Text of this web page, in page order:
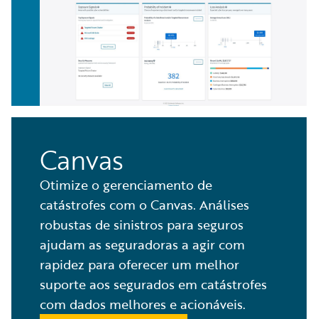
Canvas
Otimize o gerenciamento de
catástrofes com o Canvas. Análises
robustas de sinistros para seguros
ajudam as seguradoras a agir com
rapidez para oferecer um melhor
suporte aos segurados em catástrofes
com dados melhores e acionáveis.